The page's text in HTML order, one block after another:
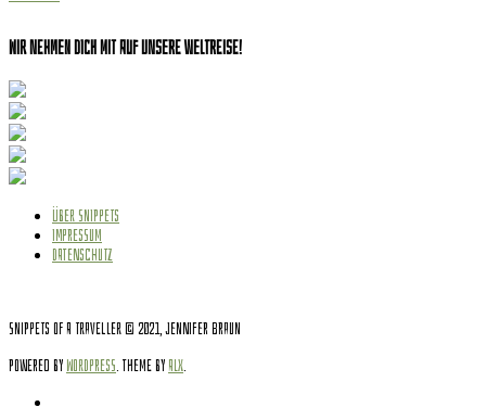
Wir nehmen dich mit auf unsere Weltreise!
ÜBER SNIPPETS
IMPRESSUM
DATENSCHUTZ
Snippets of a Traveller © 2021, Jennifer Braun
Powered by WordPress. Theme by Alx.